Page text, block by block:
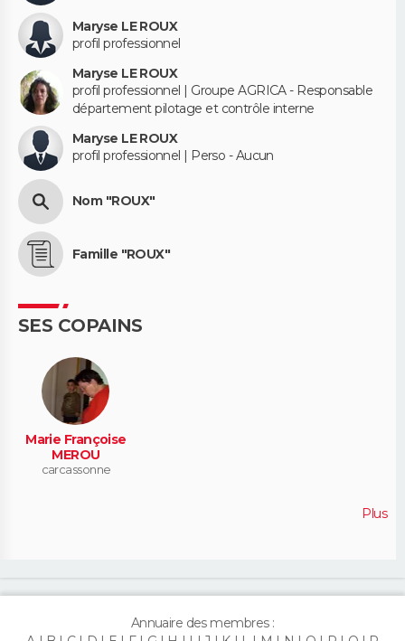
Maryse LE ROUX
profil professionnel
Maryse LE ROUX
profil professionnel | Groupe AGRICA - Responsable
département pilotage et contrôle interne
Maryse LE ROUX
profil professionnel | Perso - Aucun
Nom "ROUX"
Famille "ROUX"
SES COPAINS
Marie Françoise
MEROU
carcassonne
Plus
Annuaire des membres :